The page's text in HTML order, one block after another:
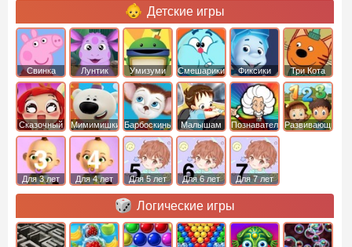
Детские игры
Свинка
Пеппа
Лунтик Умизуми Смешарики Фиксики Три Кота
Сказочный
патруль
Мимимишки Барбоскины Малышам ПознавательныеРазвивающие
Для 3 лет Для 4 лет Для 5 лет Для 6 лет Для 7 лет
Логические игры